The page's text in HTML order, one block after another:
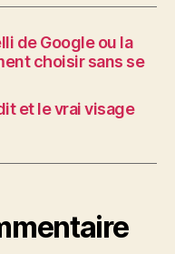
de Google ou la
choisir sans se
et le vrai visage